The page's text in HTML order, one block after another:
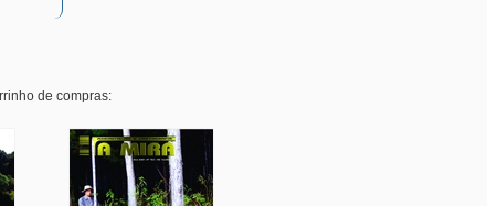
de compras: